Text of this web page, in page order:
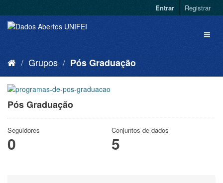
Entrar Registrar
Grupos Pós Graduação
Pós Graduação
Seguidores
0
Conjuntos de dados
5